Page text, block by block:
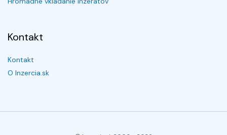
Kontakt
Kontakt
O Inzercia.sk